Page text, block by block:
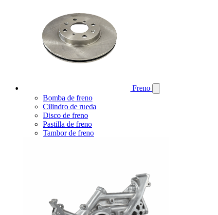
Freno
Bomba de freno
Cilindro de rueda
Disco de freno
Pastilla de freno
Tambor de freno